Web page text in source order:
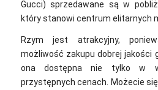
Gucci) sprzedawane są w
który stanowi centrum elitarnych
Rzym jest atrakcyjny,
możliwość zakupu dobrej jakości
ona dostępna nie tylko w
przystępnych cenach. Możecie